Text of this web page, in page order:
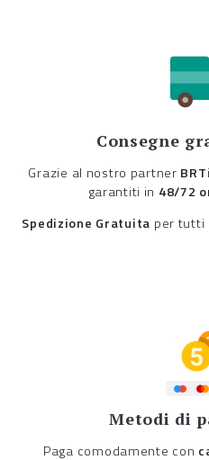
Consegne
Grazie al nostro partner BRT
garantiti in 48/72
Spedizione Gratuita per tutti
Metodi di
Paga comodamente con